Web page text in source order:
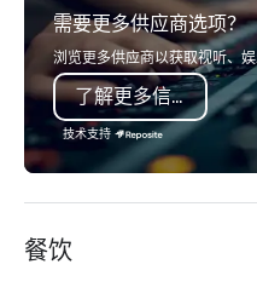
serve, Terramar delivers
service and innovative
clients in the incentive,
association sectors.
services encompass
tours, team-building, gifting,
staffing, program logistics,
event design, entertainment,
speaker coordination,
需要更多供应商选项？
浏览更多供应商以获取视听、
了解更多信息
技术支持
餐饮